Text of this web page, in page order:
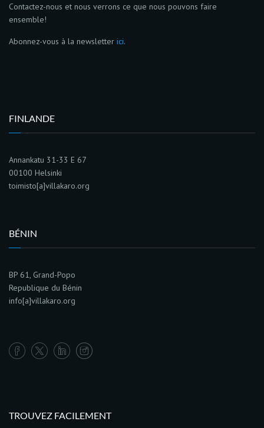
Contactez-nous et nous verrons ce que nous pouvons faire
ensemble!
Abonnez-vous à la newsletter ici.
FINLANDE
Annankatu 31-33 E 67
00100 Helsinki
toimisto[a]villakaro.org
BÉNIN
BP 61, Grand-Popo
Republique du Bénin
info[a]villakaro.org
TROUVEZ FACILEMENT